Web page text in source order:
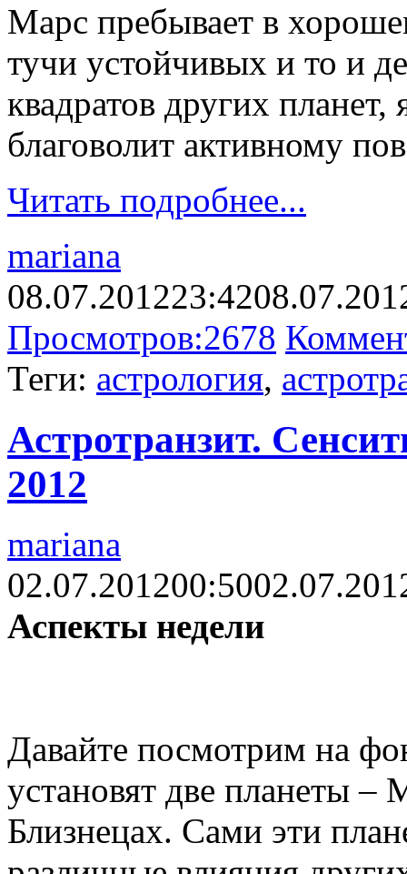
Марс пребывает в
тучи устойчивых и то и
квадратов других
благоволит активному
Читать подробнее...
mariana
08.07.201223:42
Просмотров:2678
Теги: астрология,
Астротранзит.
2012
mariana
02.07.201200:50
Аспекты недели
Давайте посмотрим на
установят две планеты
Близнецах. Сами эти